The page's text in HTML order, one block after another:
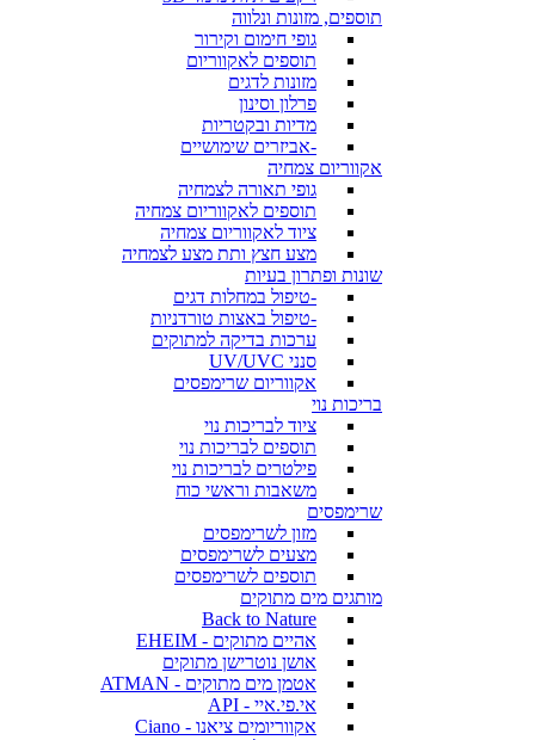
תוספים, מזונות ונלווה
גופי חימום וקירור
תוספים לאקווריום
מזונות לדגים
פרלון וסינון
מדיות ובקטריות
-אביזרים שימושיים
אקווריום צמחיה
גופי תאורה לצמחיה
תוספים לאקווריום צמחיה
ציוד לאקווריום צמחיה
מצע חצץ ותת מצע לצמחיה
שונות ופתרון בעיות
-טיפול במחלות דגים
-טיפול באצות טורדניות
ערכות בדיקה למתוקים
סנני UV/UVC
אקווריום שרימפסים
בריכות נוי
ציוד לבריכות נוי
תוספים לבריכות נוי
פילטרים לבריכות נוי
משאבות וראשי כוח
שרימפסים
מזון לשרימפסים
מצעים לשרימפסים
תוספים לשרימפסים
מותגים מים מתוקים
Back to Nature
אהיים מתוקים - EHEIM
אושן נוטרישן מתוקים
אטמן מים מתוקים - ATMAN
אי.פי.איי - API
אקווריומים ציאנו - Ciano